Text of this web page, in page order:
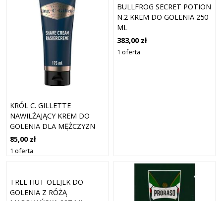
KRÓL C. GILLETTE
NAWILŻAJĄCY KREM DO
GOLENIA DLA MĘŻCZYZN
175ML
85,00 zł
1 oferta
BULLFROG SECRET POTION
N.2 KREM DO GOLENIA 250
ML
383,00 zł
1 oferta
TREE HUT OLEJEK DO
GOLENIA Z RÓŻĄ